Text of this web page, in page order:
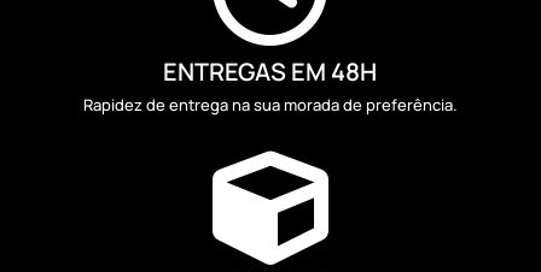
ENTREGAS EM 48H
Rapidez de entrega na sua morada de preferência.
